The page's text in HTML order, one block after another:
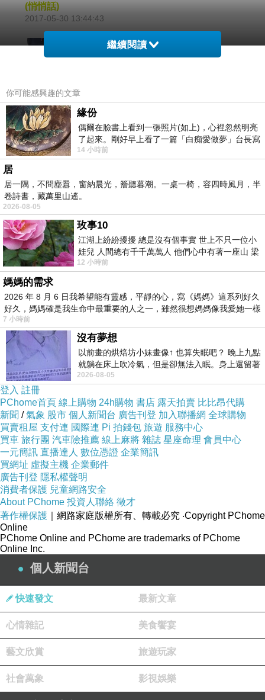
(悄悄話)
2017-05-30 13:44:43
版主回應
回 安 了 ; 藍 心
咱 也 回 妳 滿 滿 的 祝 福 .. 祝 福 妳 - 平 安 喜
樂
2017-05-31 00:20:04
繼續閱讀
你可能感興趣的文章
緣份
偶爾在臉書上看到一張照片(如上)，心裡忽然明亮
了起來。剛好早上看了一篇「白痴愛做夢」台長寫
的貼文，在回顧年輕時瘋狂愛上
14 小時前
居
居一隅，不問塵囂，窗納晨光，簷聽暮潮。一桌一椅，容四時風月，半
卷詩書，藏萬里山遙。
2026-08-05
玫事10
江湖上紛紛擾擾 總是沒有個事實 世上不只一位小
娃兒 人間總有千千萬萬人 他們心中有著一座山 梁
山佛山泰華衡恆嵩 一山之高
12 小時前
媽媽的需求
2026 年 8 月 6 日我希望能有靈感，平靜的心，寫《媽媽》這系列好久
好久，媽媽確是我生命中最重要的人之一，雖然很想媽媽像我愛她一樣
7 小時前
沒有夢想
以前畫的烘焙坊小妹畫像↑ 也算失眠吧？ 晚上九點
就躺在床上吹冷氣，但是卻無法入眠。身上還留著
四點多跑的六公里的疲
2026-08-05
登入 註冊
PChome首頁 線上購物 24h購物 書店 露天拍賣 比比昂代購
新聞 /氣象 股市 個人新聞台 廣告刊登 加入聯播網 全球購物
買賣租屋 支付連 國際連 Pi 拍錢包 旅遊 服務中心
買車 旅行團 汽車險推薦 線上麻將 雜誌 星座命理 會員中心
一元簡訊 直播達人 數位憑證 企業簡訊
買網址 虛擬主機 企業郵件
廣告刊登 隱私權聲明
消費者保護 兒童網路安全
About PChome 投資人聯絡 徵才
著作權保護 ｜網路家庭版權所有、轉載必究 ‧Copyright PChome
Online
PChome Online and PChome are trademarks of PChome
Online Inc.
個人新聞台
快速發文 最新文章
心情雜記 美食饗宴
藝文欣賞 旅遊玩家
社會萬象 影視娛樂